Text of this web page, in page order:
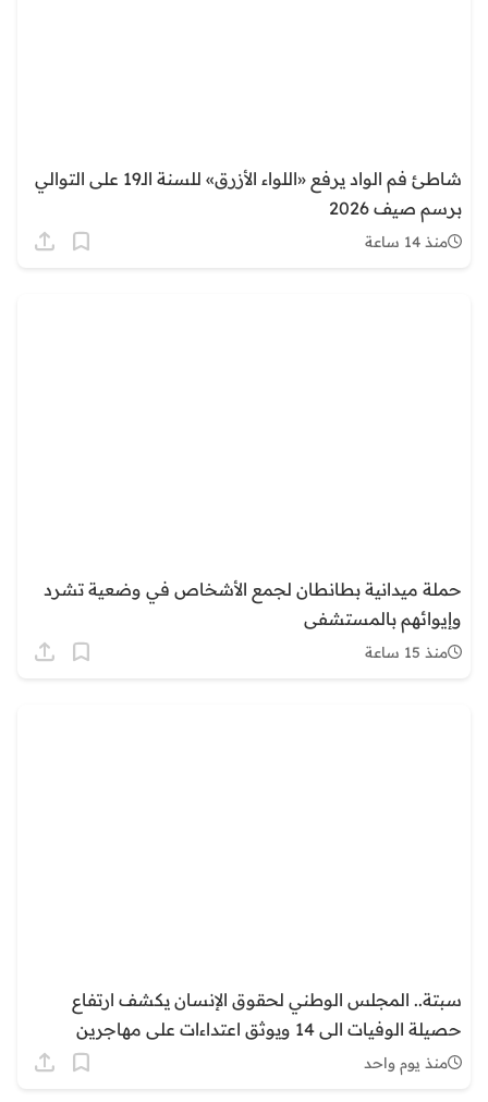
شاطئ فم الواد يرفع «اللواء الأزرق» للسنة الـ19 على التوالي
برسم صيف 2026
منذ 14 ساعة
حملة ميدانية بطانطان لجمع الأشخاص في وضعية تشرد
وإيوائهم بالمستشفى
منذ 15 ساعة
سبتة.. المجلس الوطني لحقوق الإنسان يكشف ارتفاع
حصيلة الوفيات الى 14 ويوثق اعتداءات على مهاجرين
منذ يوم واحد